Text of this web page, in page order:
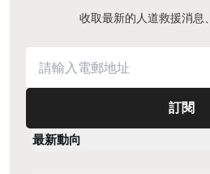
收取最新的人道救援消息
訂閱
最新動向